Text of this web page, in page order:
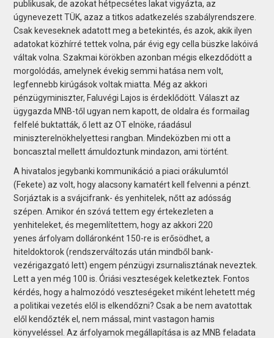
publikusak, de azokat hétpecsétes lakat vigyázta, az
úgynevezett TÜK, azaz a titkos adatkezelés szabályrendszere.
Csak keveseknek adatott meg a betekintés, és azok, akik ilyen
adatokat közhírré tettek volna, pár évig egy cella büszke lakóivá
váltak volna. Szakmai körökben azonban mégis elkezdődött a
morgolódás, amelynek évekig semmi hatása nem volt,
legfennebb kirúgások voltak miatta. Még az akkori
pénzügyminiszter, Faluvégi Lajos is érdeklődött. Választ az
ügygazda MNB-től ugyan nem kapott, de oldalra és formailag
felfelé buktatták, ő lett az OT elnöke, ráadásul
miniszterelnökhelyettesi rangban. Mindeközben mi ott a
boncasztal mellett ámuldoztunk mindazon, ami történt.
A hivatalos jegybanki kommunikáció a piaci orákulumtól
(Fekete) az volt, hogy alacsony kamatért kell felvenni a pénzt.
Sorjáztak is a svájcifrank- és yenhitelek, nőtt az adósság
szépen. Amikor én szóvá tettem egy értekezleten a
yenhiteleket, és megemlítettem, hogy az akkori 220
yenes árfolyam dolláronként 150-re is erősödhet, a
hiteldoktorok (rendszerváltozás után mindből bank-
vezérigazgató lett) engem pénzügyi zsurnalisztának neveztek.
Lett a yen még 100 is. Óriási veszteségek keletkeztek. Fontos
kérdés, hogy a halmozódó veszteségeket miként lehetett még
a politikai vezetés elől is elkendőzni? Csak a be nem avatottak
elől kendőzték el, nem mással, mint vastagon hamis
könyveléssel. Az árfolyamok megállapítása is az MNB feladata